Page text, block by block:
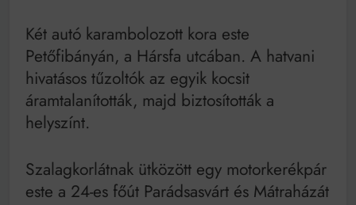
Két autó karambolozott kora este
Petőfibányán, a Hársfa utcában. A hatvani
hivatásos tűzoltók az egyik kocsit
áramtalanították, majd biztosították a
helyszínt.
Szalagkorlátnak ütközött egy motorkerékpár
este a 24-es főút Parádsasvárt és Mátraházát